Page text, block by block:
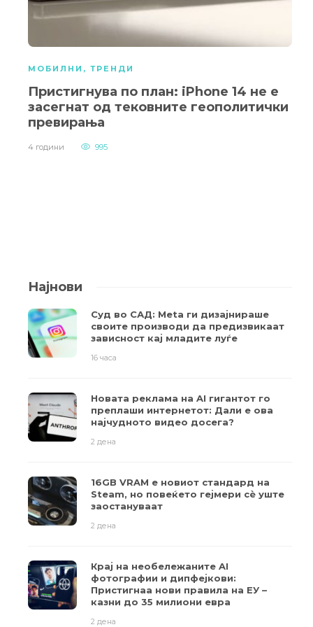
МОБИЛНИ , ТРЕНДИ
Пристигнува по план: iPhone 14 не е
засегнат од тековните геополитички
превирања
4 години 995
Најнови
Суд во САД: Meta ги дизајнираше
своите производи да предизвикаат
зависност кај младите луѓе
16 часа
Новата реклама на AI гигантот го
преплаши интернетот: Дали е ова
најчудното видео досега?
2 дена
16GB VRAM е новиот стандард на
Steam, но повеќето гејмери ​​сè уште
заостануваат
2 дена
Крај на необележаните AI
фотографии и дипфејкови:
Пристигнаа нови правила на ЕУ –
казни до 35 милиони евра
2 дена